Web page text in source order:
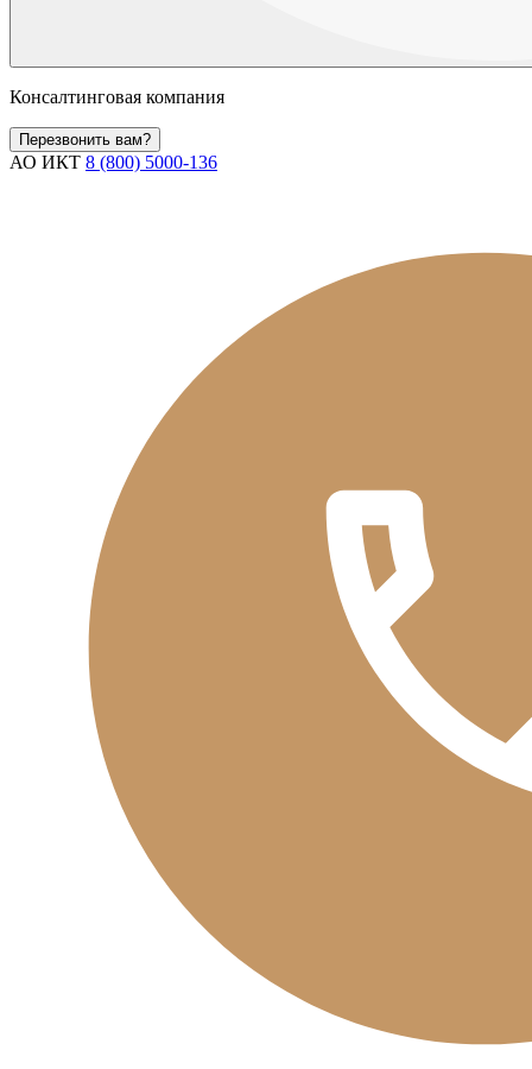
Консалтинговая компания
Перезвонить вам?
АО ИКТ 8 (800) 5000-136